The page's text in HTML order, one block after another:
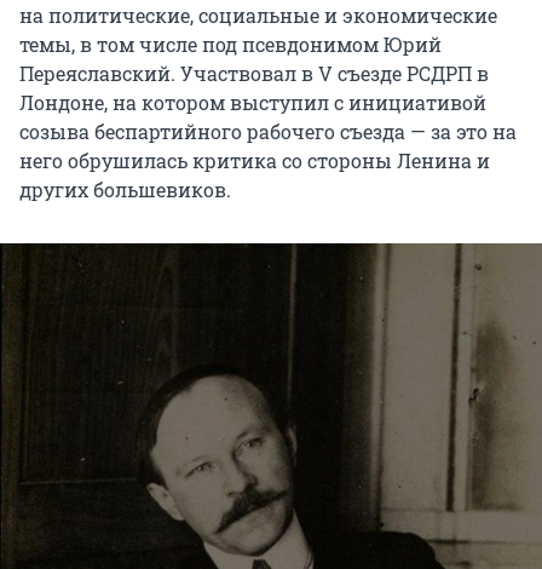
на политические, социальные и экономические
темы, в том числе под псевдонимом Юрий
Переяславский. Участвовал в V съезде РСДРП в
Лондоне, на котором выступил с инициативой
созыва беспартийного рабочего съезда — за это на
него обрушилась критика со стороны Ленина и
других большевиков.